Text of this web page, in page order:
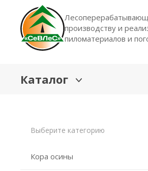
производству и
пиломатериалов и
Каталог
Выберите категорию
Кора осины